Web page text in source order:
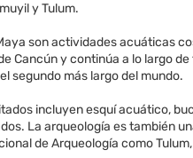
y Tulum.
son actividades acuáticas
Cancún y continúa a lo largo
segundo más largo del mundo.
incluyen esquí acuático,
La arqueología es también
de Arqueología como